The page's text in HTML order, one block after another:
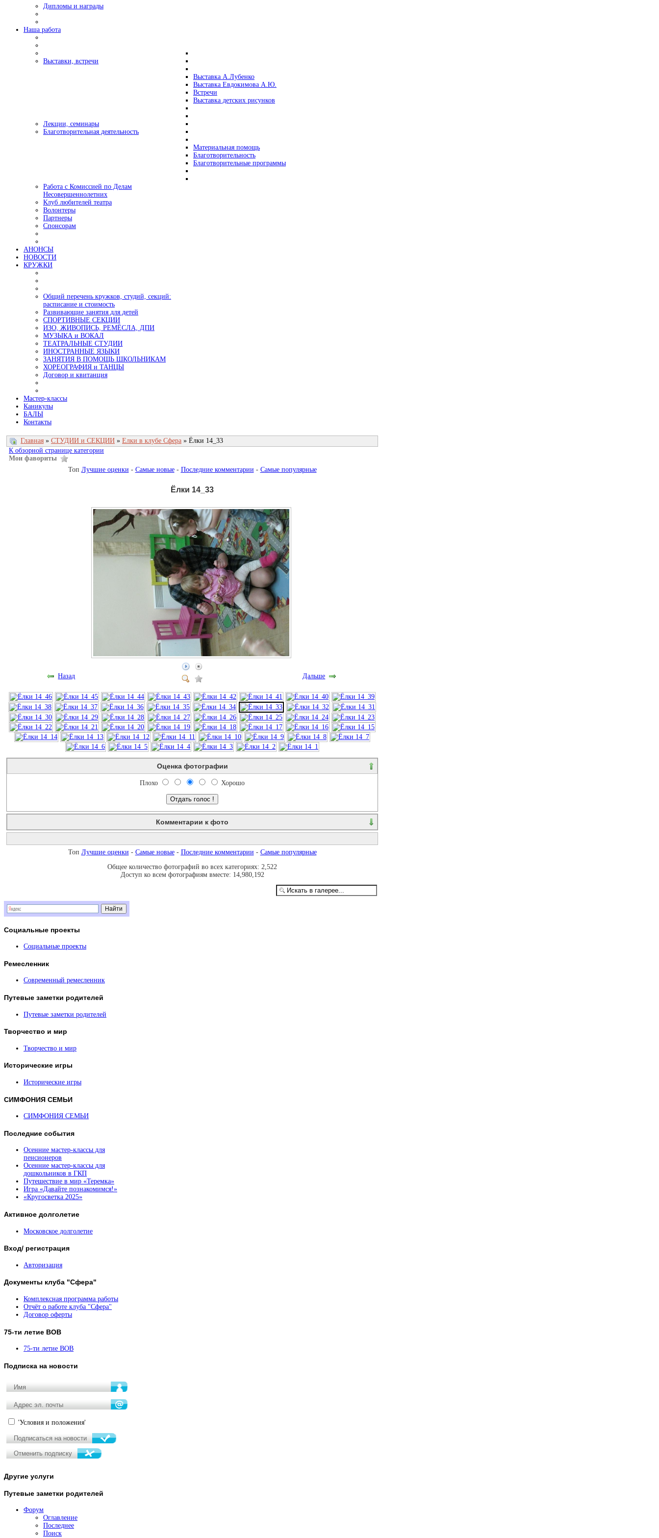
Дипломы и награды
Наша работа
Выставки, встречи
Выставка А.Лубенко
Выставка Евдокимова А.Ю.
Встречи
Выставка детских рисунков
Лекции, семинары
Благотворительная деятельность
Материальная помощь
Благотворительность
Благотворительные программы
Работа с Комиссией по Делам
Несовершеннолетних
Клуб любителей театра
Волонтеры
Партнеры
Спонсорам
АНОНСЫ
НОВОСТИ
КРУЖКИ
Общий перечень кружков, студий, секций:
расписание и стоимость
Развивающие занятия для детей
СПОРТИВНЫЕ СЕКЦИИ
ИЗО, ЖИВОПИСЬ, РЕМЁСЛА, ДПИ
МУЗЫКА и ВОКАЛ
ТЕАТРАЛЬНЫЕ СТУДИИ
ИНОСТРАННЫЕ ЯЗЫКИ
ЗАНЯТИЯ В ПОМОЩЬ ШКОЛЬНИКАМ
ХОРЕОГРАФИЯ и ТАНЦЫ
Договор и квитанция
Мастер-классы
Каникулы
БАЛЫ
Контакты
Главная » СТУДИИ и СЕКЦИИ » Елки в клубе Сфера » Ёлки 14_33
К обзорной странице категории
Мои фавориты
Топ Лучшие оценки - Самые новые- Последние комментарии - Самые популярные
Ёлки 14_33
Назад Дальше
Оценка фотографии
Плохо Хорошо
Комментарии к фото
Незарегистрированным пользователям комментарии не показываются. Пожалуйста, зарегистрируйтесь...
Топ Лучшие оценки - Самые новые- Последние комментарии - Самые популярные
Общее количество фотографий во всех категориях: 2,522
Доступ ко всем фотографиям вместе: 14,980,192
Социальные проекты
Социальные проекты
Ремесленник
Современный ремесленник
Путевые заметки родителей
Путевые заметки родителей
Творчество и мир
Творчество и мир
Исторические игры
Исторические игры
СИМФОНИЯ СЕМЬИ
СИМФОНИЯ СЕМЬИ
Последние события
Осенние мастер-классы для
пенсионеров
Осенние мастер-классы для
дошкольников в ГКП
Путешествие в мир «Теремка»
Игра «Давайте познакомимся!»
«Кругосветка 2025»
Активное долголетие
Московское долголетие
Вход/ регистрация
Авторизация
Документы клуба "Сфера"
Комплексная программа работы
Отчёт о работе клуба "Сфера"
Договор оферты
75-ти летие ВОВ
75-ти летие ВОВ
Подписка на новости
'Условия и положения'
Другие услуги
Путевые заметки родителей
Форум
Оглавление
Последнее
Поиск